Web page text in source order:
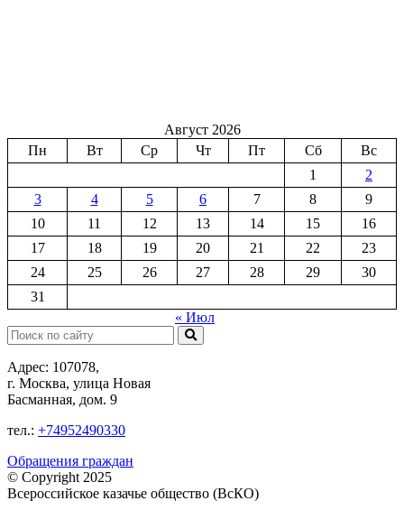
Август 2026
Пн
Вт Ср Чт Пт Сб
Вс
1
2
3
4 5 6 7 8
9
10
11 12 13 14 15
16
17
18 19 20 21 22
23
24
25 26 27 28 29
30
31
« Июл
Поиск:
Адрес: 107078,
г. Москва, улица Новая
Басманная, дом. 9
тел.: +74952490330
Обращения граждан
© Copyright 2025
Всероссийское казачье общество (ВсКО)